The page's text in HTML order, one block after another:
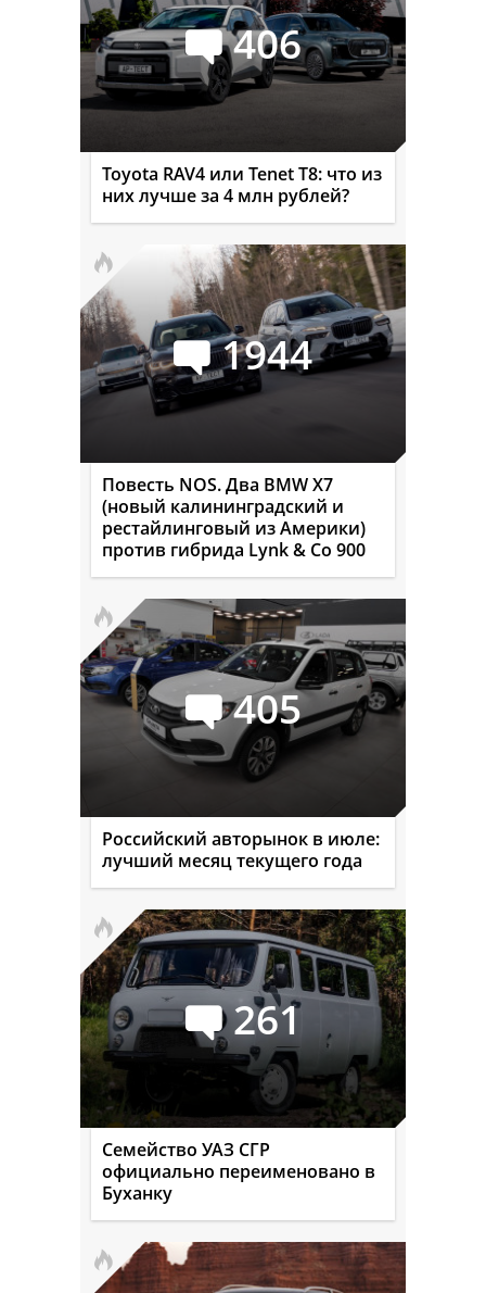
406
Toyota RAV4 или Tenet T8: что из
них лучше за 4 млн рублей?
1944
Повесть NOS. Два BMW X7
(новый калининградский и
рестайлинговый из Америки)
против гибрида Lynk & Co 900
405
Российский авторынок в июле:
лучший месяц текущего года
261
Семейство УАЗ СГР
официально переименовано в
Буханку